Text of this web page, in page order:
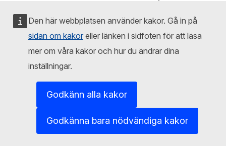
Den här webbplatsen använder kakor. Gå in på
sidan om kakor eller länken i sidfoten för att läsa
mer om våra kakor och hur du ändrar dina
inställningar.
Godkänn alla kakor
Godkänna bara nödvändiga kakor
verksamheter.
Högst tre personer kan delta i ett förberedande besök.
plats där det planeras att mobilitetsverksamhet ska
äga rum. De regler som gäller på platser för
gäller även för förberedande besök med koppling till
dessa verksamheter.